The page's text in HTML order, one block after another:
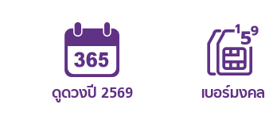
ดูดวงปี 2569 เบอร์มงคล